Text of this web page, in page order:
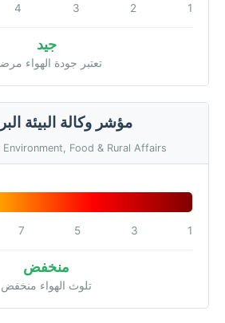
1
2
3
4
جيد
تعتبر جودة الهواء
مؤشر وكالة البيئة
Food & Rural Affairs
1
3
5
7
منخفض
تلوث الهواء منخفض